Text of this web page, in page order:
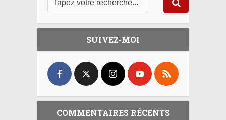
SUIVEZ-MOI
COMMENTAIRES RÉCENTS